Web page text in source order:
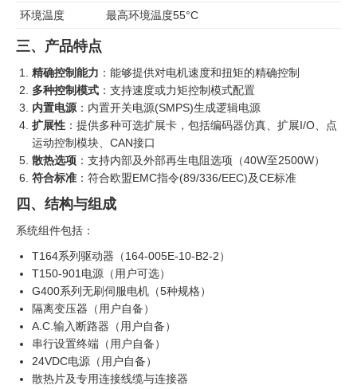
环境温度 最高环境温度55°C
三、产品特点
精确控制能力 ：能够提供对电机速度和扭矩的精确控制
多种控制模式 ：支持速度或力矩控制模式配置
内置电源 ：内置开关电源(SMPS)生成逻辑电源
扩展性 ：提供多种可选扩展卡，包括编码器仿真、扩展I/O、点
运动控制模块、CAN接口
散热选项 ：支持内部及外部再生电阻选项（40W至2500W）
符合标准 ：符合欧盟EMC指令(89/336/EEC)及CE标准
四、结构与组成
系统组件包括：
T164系列驱动器（164-005E-10-B2-2）
T150-901电源（用户可选）
G400系列无刷伺服电机（5种规格）
隔离变压器（用户自备）
A.C.输入断路器（用户自备）
串行设置终端（用户自备）
24VDC电源（用户自备）
散热片及专用连接线缆与连接器